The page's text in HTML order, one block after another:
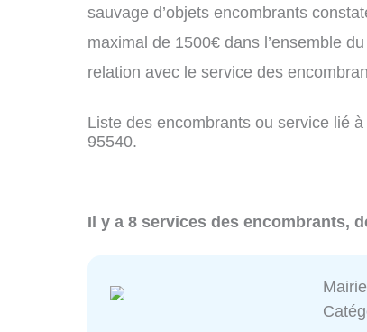
sauvage d’objets encombrants
maximal de 1500€ dans l’ensemble
relation avec le service des
Liste des encombrants ou service lié
95540.
Il y a 8 services des encombrants,